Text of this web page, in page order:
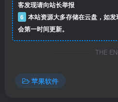
客发现请向站长举报
6 本站资源大多存储在云盘，如
会第一时间更新。
THE
苹果软件